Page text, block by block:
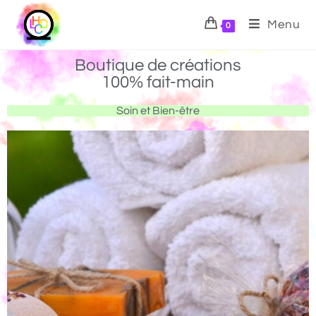
0 Menu
Boutique de créations
100% fait-main
Soin et Bien-être